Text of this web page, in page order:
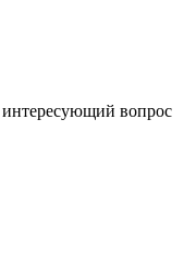
вопрос